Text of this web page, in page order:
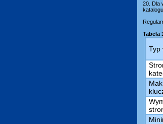
20. Dla
Tabela
Typ